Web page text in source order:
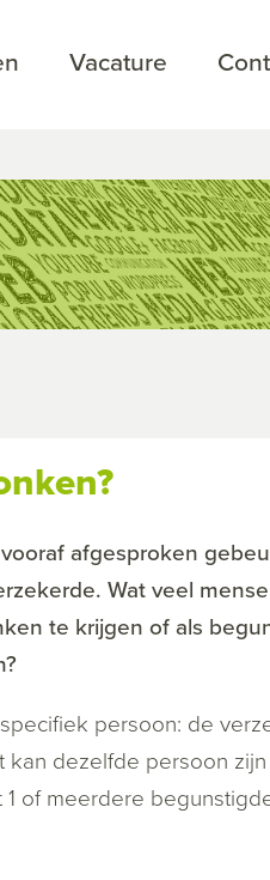
Vacature
afgesproken
Wat veel
te krijgen of als
persoon: de
dezelfde persoon
of meerdere